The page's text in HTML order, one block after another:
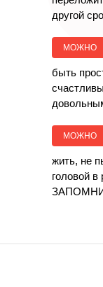
другой
жить, не
головой
быть
МОЖНО
МОЖНО